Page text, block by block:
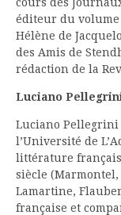
éditeur du volume
Hélène de
des Amis de
rédaction de la
Luciano
Luciano Pellegrini
l’Université de
littérature
siècle
Lamartine,
française et